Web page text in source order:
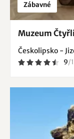
Zábavné
Muzeum
Českolipsko -
9/